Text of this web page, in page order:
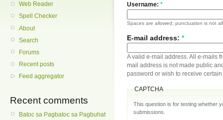
Web Reader
Spell Checker
About
Search
Forums
Recent posts
Feed aggregator
Recent comments
Batoc sa Pagbatoc sa Pagbuhat
Username: *
Spaces are allowed; punctuation is not
E-mail address: *
A valid e-mail address. All e-mails
mail address is not made public
password or wish to receive
CAPTCHA
This question is for testing whether
submissions.